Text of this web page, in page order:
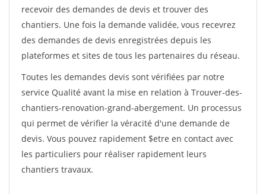
recevoir des demandes de devis et trouver des
chantiers. Une fois la demande validée, vous recevrez
des demandes de devis enregistrées depuis les
plateformes et sites de tous les partenaires du réseau.
Toutes les demandes devis sont vérifiées par notre
service Qualité avant la mise en relation à Trouver-des-
chantiers-renovation-grand-abergement. Un processus
qui permet de vérifier la véracité d'une demande de
devis. Vous pouvez rapidement $etre en contact avec
les particuliers pour réaliser rapidement leurs
chantiers travaux.